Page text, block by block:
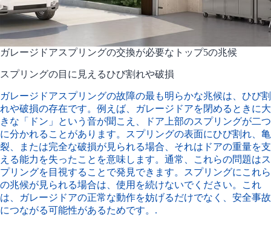
ガレージドアスプリングの交換が必要なトップ5の兆候
スプリングの目に見えるひび割れや破損
ガレージドアスプリングの故障の最も明らかな兆候は、ひび割
れや破損の存在です。例えば、ガレージドアを閉めるときに大
きな「ドン」という音が聞こえ、ドア上部のスプリングが二つ
に分かれることがあります。スプリングの表面にひび割れ、亀
裂、または完全な破損が見られる場合、それはドアの重量を支
える能力を失ったことを意味します。通常、これらの問題はス
プリングを目視することで発見できます。スプリングにこれら
の兆候が見られる場合は、使用を続けないでください。これ
は、ガレージドアの正常な動作を妨げるだけでなく、安全事故
につながる可能性があるためです。.